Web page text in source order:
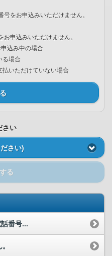
号をお申込みいただけません。
お申込みいただけません。
込み中の場合
る場合
いただけていない場合
さい
さい)
る
番号...